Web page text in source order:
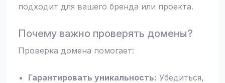
подходит для вашего бренда или проекта.
Почему важно проверять домены?
Проверка домена помогает:
Гарантировать уникальность: Убедиться,